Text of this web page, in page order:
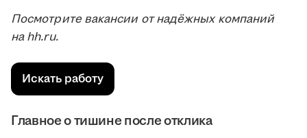
Посмотрите вакансии от надёжных компаний
на hh.ru.
Искать работу
Главное о тишине после отклика